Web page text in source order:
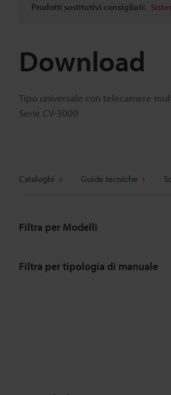
Prodotti sostitutivi consigliati:
Download
Tipo universale con telecamere
Serie CV-3000
Cataloghi Guide tecniche
Filtra per Modelli
Filtra per tipologia di manuale